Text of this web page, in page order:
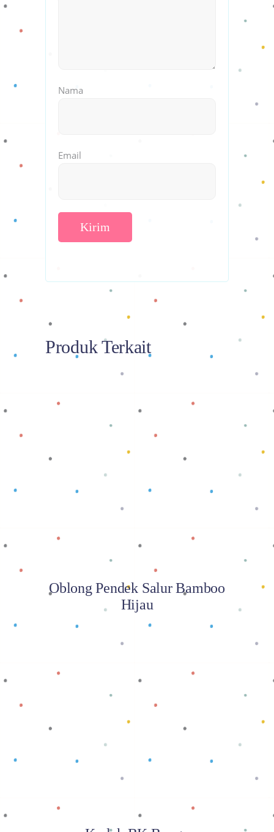
Nama
Email
Produk Terkait
Baca selengkapnya
Oblong Pendek Salur Bamboo
Hijau
Baca selengkapnya